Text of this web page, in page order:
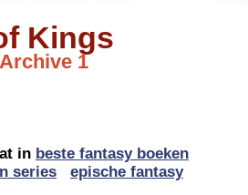
Kings
1
in beste fantasy boeken
series
epische fantasy